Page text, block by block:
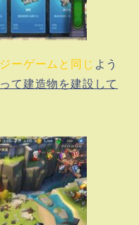
ーゲームと同じ よう
て建造物を建設して